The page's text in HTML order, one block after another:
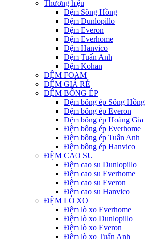
Thương hiệu
Đệm Sông Hồng
Đệm Dunlopillo
Đệm Everon
Đệm Everhome
Đệm Hanvico
Đệm Tuấn Anh
Đệm Kohan
ĐỆM FOAM
ĐỆM GIÁ RẺ
ĐỆM BÔNG ÉP
Đệm bông ép Sông Hồng
Đệm bông ép Everon
Đệm bông ép Hoàng Gia
Đệm bông ép Everhome
Đệm bông ép Tuấn Anh
Đệm bông ép Hanvico
ĐỆM CAO SU
Đệm cao su Dunlopillo
Đệm cao su Everhome
Đệm cao su Everon
Đệm cao su Hanvico
ĐỆM LÒ XO
Đệm lò xo Everhome
Đệm lò xo Dunlopillo
Đệm lò xo Everon
Đệm lò xo Tuấn Anh